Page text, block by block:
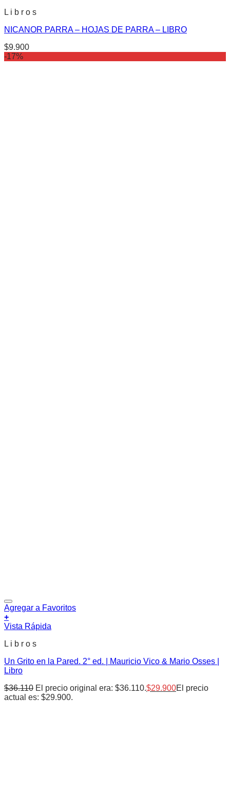
L i b r o s
NICANOR PARRA – HOJAS DE PARRA – LIBRO
$9.900
-17%
Agregar a Favoritos
+
Vista Rápida
L i b r o s
Un Grito en la Pared. 2° ed. | Mauricio Vico & Mario Osses |
Libro
$36.110 El precio original era: $36.110.$29.900El precio
actual es: $29.900.